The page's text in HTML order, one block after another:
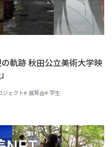
軌跡 秋田公立美術大学映
ジェクト# 展覧会# 学生